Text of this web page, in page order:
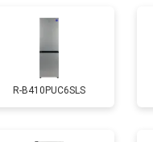
1810 ₽
1700 ₽
R-B410PUC6SLS